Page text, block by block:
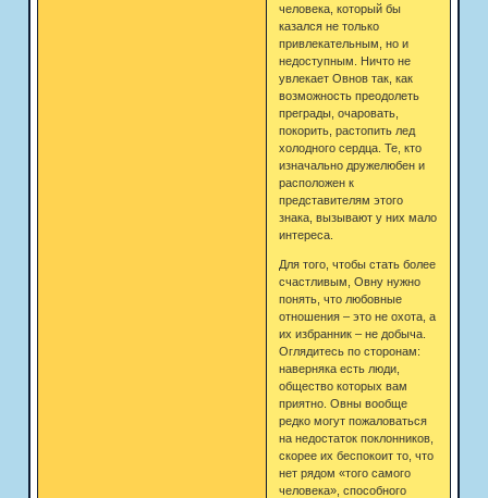
человека, который бы
казался не только
привлекательным, но и
недоступным. Ничто не
увлекает Овнов так, как
возможность преодолеть
преграды, очаровать,
покорить, растопить лед
холодного сердца. Те, кто
изначально дружелюбен и
расположен к
представителям этого
знака, вызывают у них мало
интереса.
Для того, чтобы стать более
счастливым, Овну нужно
понять, что любовные
отношения – это не охота, а
их избранник – не добыча.
Оглядитесь по сторонам:
наверняка есть люди,
общество которых вам
приятно. Овны вообще
редко могут пожаловаться
на недостаток поклонников,
скорее их беспокоит то, что
нет рядом «того самого
человека», способного